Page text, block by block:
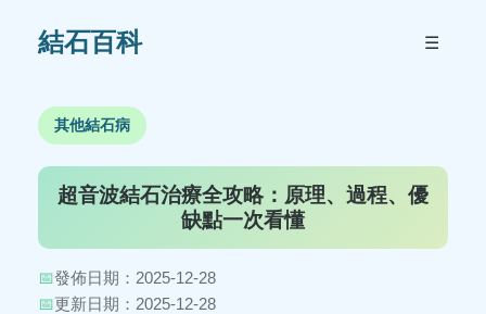
結石百科 ☰
其他結石病
超音波結石治療全攻略：原理、過程、優
缺點一次看懂
📅發佈日期：2025-12-28
📅更新日期：2025-12-28